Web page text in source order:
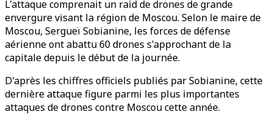
L'attaque comprenait un raid de drones de grande
envergure visant la région de Moscou. Selon le maire de
Moscou, Sergueï Sobianine, les forces de défense
aérienne ont abattu 60 drones s'approchant de la
capitale depuis le début de la journée.
D'après les chiffres officiels publiés par Sobianine, cette
dernière attaque figure parmi les plus importantes
attaques de drones contre Moscou cette année.